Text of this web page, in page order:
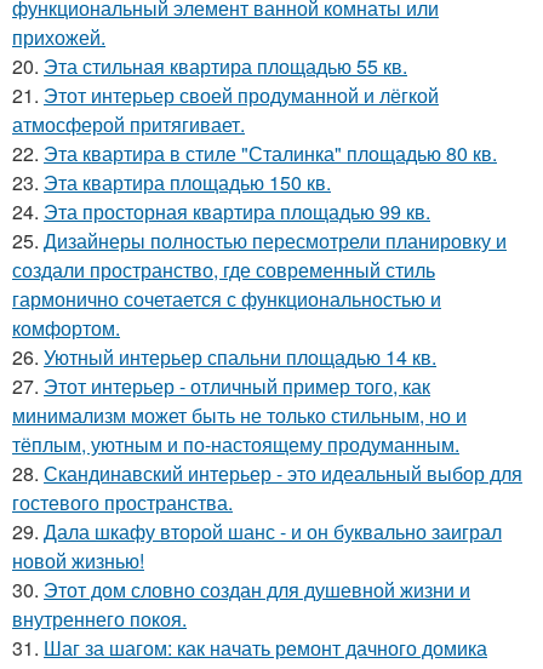
функциональный элемент ванной комнаты или
прихожей.
20. Эта стильная квартира площадью 55 кв.
21. Этот интерьер своей продуманной и лёгкой
атмосферой притягивает.
22. Эта квартира в стиле "Сталинка" площадью 80 кв.
23. Эта квартира площадью 150 кв.
24. Эта просторная квартира площадью 99 кв.
25. Дизайнеры полностью пересмотрели планировку и
создали пространство, где современный стиль
гармонично сочетается с функциональностью и
комфортом.
26. Уютный интерьер спальни площадью 14 кв.
27. Этот интерьер - отличный пример того, как
минимализм может быть не только стильным, но и
тёплым, уютным и по-настоящему продуманным.
28. Скандинавский интерьер - это идеальный выбор для
гостевого пространства.
29. Дала шкафу второй шанс - и он буквально заиграл
новой жизнью!
30. Этот дом словно создан для душевной жизни и
внутреннего покоя.
31. Шаг за шагом: как начать ремонт дачного домика